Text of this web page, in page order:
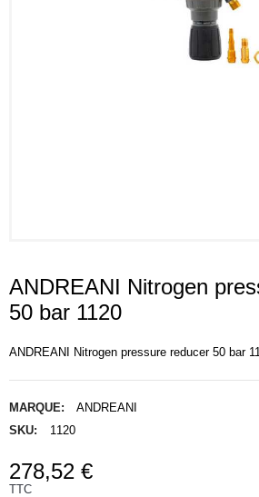
ANDREANI Nitrogen
50 bar 1120
ANDREANI Nitrogen pressure reducer 50 bar
MARQUE:
ANDREANI
SKU:
1120
278,52 €
TTC